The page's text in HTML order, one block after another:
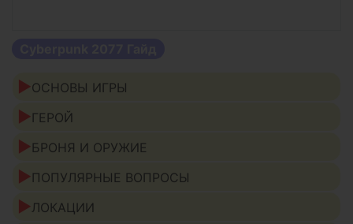
ОСНОВЫ ИГРЫ
ГЕРОЙ
БРОНЯ И ОРУЖИЕ
ПОПУЛЯРНЫЕ ВОПРОСЫ
ЛОКАЦИИ